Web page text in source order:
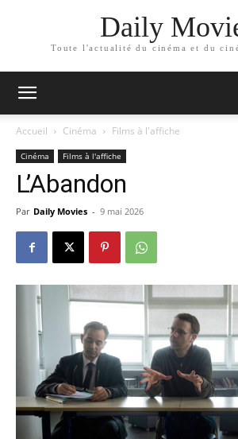
Daily
Toute l'actualité du cinéma et du
Accueil Cinéma Films à l'affiche
Cinéma Films à l'affiche
L’Abandon
Par Daily Movies - 9 mai 2026